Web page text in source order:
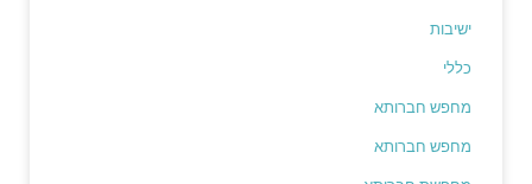
ישיבות
כללי
מחפש חברותא
מחפש חברותא